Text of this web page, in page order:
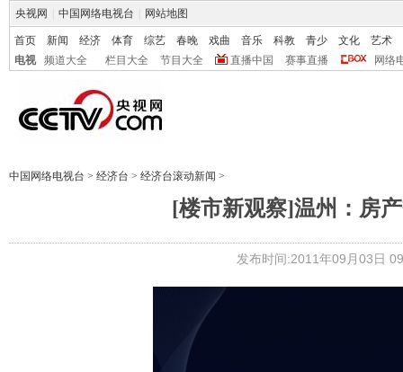
央视网 中国网络电视台 网站地图
首页 新闻 经济 体育 综艺 春晚 戏曲 音乐 科教 青少 文化
艺术
电视
频道大全 栏目大全 节目大全 直播中国 赛事直播 网络
中国网络电视台 > 经济台 > 经济台滚动新闻 >
[楼市新观察]温州：房
发布时间:2011年09月03日